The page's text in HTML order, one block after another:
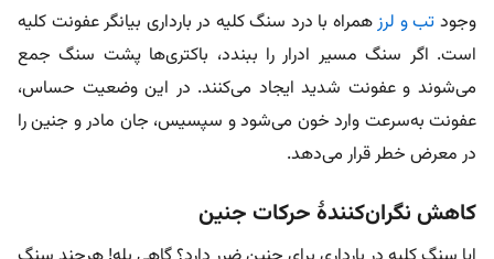
وجود تب و لرزهمراه با درد سنگ کلیه در بارداری بیانگر عفونت کلیه
است. اگر سنگ مسیر ادرار را ببندد، باکتری‌ها پشت سنگ جمع
می‌شوند و عفونت شدید ایجاد می‌کنند. در این وضعیت حساس،
عفونت به‌سرعت وارد خون می‌شود و سپسیس، جان مادر و جنین را
در معرض خطر قرار می‌دهد.
کاهش نگران‌کنندۀ حرکات جنین